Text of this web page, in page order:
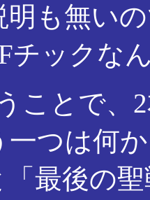
明も無い
チックな
ことで、
一つは何
最後の